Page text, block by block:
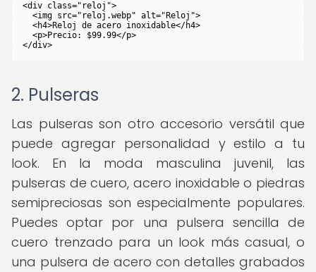
<div class="reloj">
  <img src="reloj.webp" alt="Reloj">
  <h4>Reloj de acero inoxidable</h4>
  <p>Precio: $99.99</p>
</div>
2. Pulseras
Las pulseras son otro accesorio versátil que
puede agregar personalidad y estilo a tu
look. En la moda masculina juvenil, las
pulseras de cuero, acero inoxidable o piedras
semipreciosas son especialmente populares.
Puedes optar por una pulsera sencilla de
cuero trenzado para un look más casual, o
una pulsera de acero con detalles grabados